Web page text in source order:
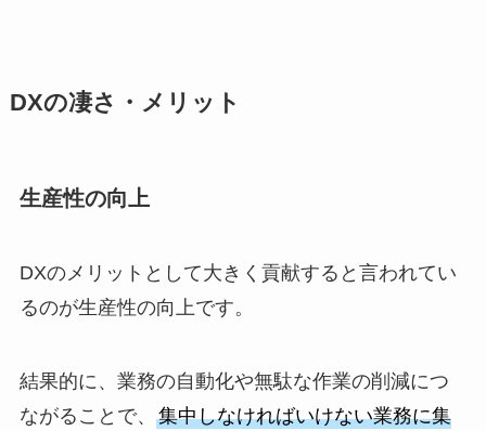
DXの凄さ・メリット
生産性の向上
DXのメリットとして大きく貢献すると言われてい
るのが生産性の向上です。
結果的に、業務の自動化や無駄な作業の削減につ
ながることで、 集中しなければいけない業務に集